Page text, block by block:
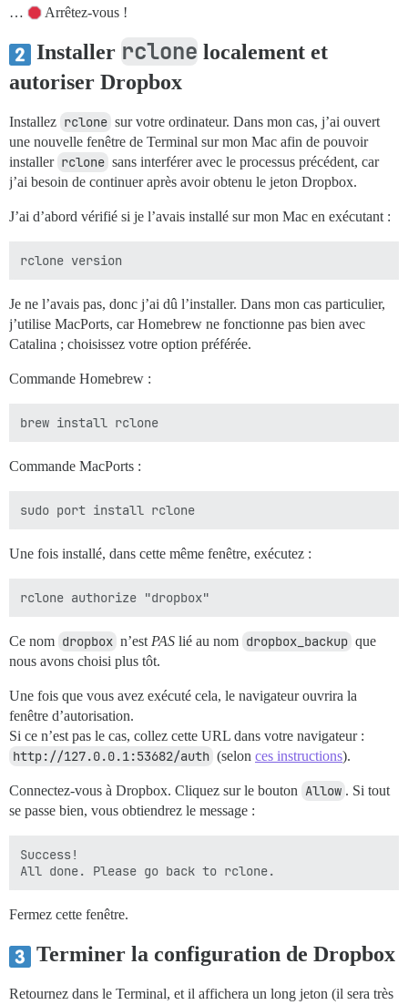
… Arrêtez-vous !
Installer rclone localement et
autoriser Dropbox
Installez rclone sur votre ordinateur. Dans mon cas, j’ai ouvert
une nouvelle fenêtre de Terminal sur mon Mac afin de pouvoir
installer rclone sans interférer avec le processus précédent, car
j’ai besoin de continuer après avoir obtenu le jeton Dropbox.
J’ai d’abord vérifié si je l’avais installé sur mon Mac en exécutant :
Je ne l’avais pas, donc j’ai dû l’installer. Dans mon cas particulier,
j’utilise MacPorts, car Homebrew ne fonctionne pas bien avec
Catalina ; choisissez votre option préférée.
Commande Homebrew :
Commande MacPorts :
Une fois installé, dans cette même fenêtre, exécutez :
Ce nom dropbox n’est PAS lié au nom dropbox_backup que
nous avons choisi plus tôt.
Une fois que vous avez exécuté cela, le navigateur ouvrira la
fenêtre d’autorisation.
Si ce n’est pas le cas, collez cette URL dans votre navigateur :
http://127.0.0.1:53682/auth (selon ces instructions).
Connectez-vous à Dropbox. Cliquez sur le bouton Allow . Si tout
se passe bien, vous obtiendrez le message :
Success!
Fermez cette fenêtre.
Terminer la configuration de Dropbox
Retournez dans le Terminal, et il affichera un long jeton (il sera très